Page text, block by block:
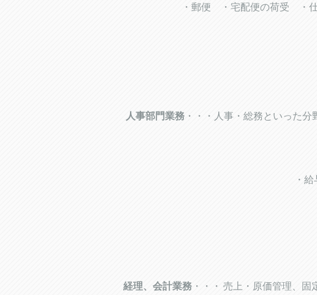
・郵便 ・宅配便の荷受 ・
人事部門業務 ・・・人事・総務といった
・
経理、会計業務・・・ 売上・原価管理、固